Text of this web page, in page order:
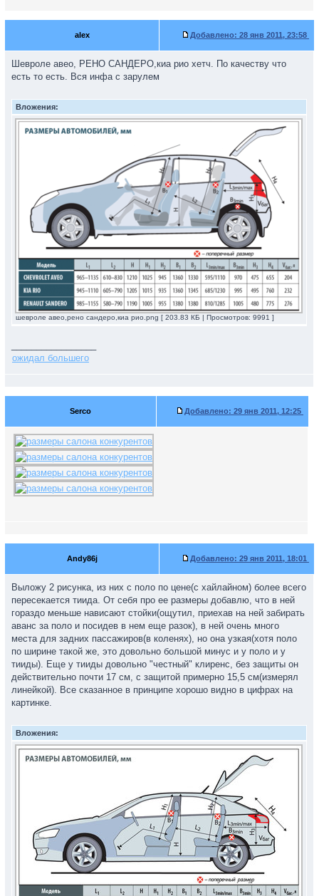
alex Добавлено: 28 янв 2011, 23:58
Шевроле авео, РЕНО САНДЕРО,киа рио хетч. По качеству что
есть то есть. Вся инфа с зарулем
Вложения:
шевроле авео,рено сандеро,киа рио.png [ 203.83 КБ | Просмотров: 9991 ]
ожидал большего
Serco Добавлено: 29 янв 2011, 12:25
Andy86j Добавлено: 29 янв 2011, 18:01
Выложу 2 рисунка, из них с поло по цене(с хайлайном) более всего
пересекается тиида. От себя про ее размеры добавлю, что в ней
гораздо меньше нависают стойки(ощутил, приехав на ней забирать
аванс за поло и посидев в нем еще разок), в ней очень много
места для задних пассажиров(в коленях), но она узкая(хотя поло
по ширине такой же, это довольно большой минус и у поло и у
тииды). Еще у тииды довольно "честный" клиренс, без защиты он
действительно почти 17 см, с защитой примерно 15,5 см(измерял
линейкой). Все сказанное в принципе хорошо видно в цифрах на
картинке.
Вложения: